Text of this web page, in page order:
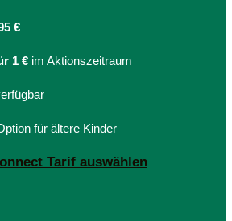
€
1 € im Aktionszeitraum
für ältere Kinder
Tarif auswählen